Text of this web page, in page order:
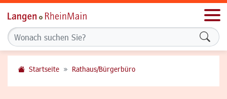
Startseite Rathaus/Bürgerbüro